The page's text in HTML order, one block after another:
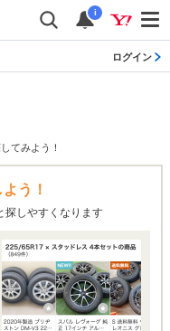
i
ログイン
てみよう！
う！
探しやすくなります